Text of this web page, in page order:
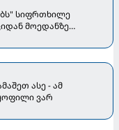
სიფრთხილე
მოედანზე
ასე - ამ
ვარ